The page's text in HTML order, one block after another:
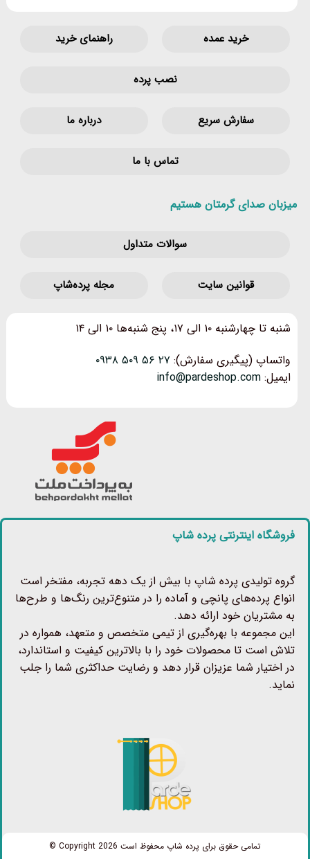
خرید عمده راهنمای خرید
نصب پرده
سفارش سریع درباره ما
تماس با ما
میزبان صدای گرمتان هستیم
سوالات متداول
قوانین‌ سایت مجله پرده‌شاپ
شنبه تا چهارشنبه ۱۰ الی ۱۷، پنج شنبه‌ها ۱۰ الی ۱۴
واتساپ (پیگیری سفارش): ۲۷ ۵۶ ۵۰۹ ۰۹۳۸
ایمیل: info@pardeshop.com
فروشگاه اینترنتی پرده شاپ
گروه تولیدی پرده شاپ با بیش از یک دهه تجربه، مفتخر است
انواع پرده‌های پانچی و آماده را در متنوع‌ترین رنگ‌ها و طرح‌ها
به مشتریان خود ارائه دهد.
این مجموعه با بهره‌گیری از تیمی متخصص و متعهد، همواره در
تلاش است تا محصولات خود را با بالاترین کیفیت و استاندارد،
در اختیار شما عزیزان قرار دهد و رضایت حداکثری شما را جلب
نماید.
تمامی حقوق برای پرده شاپ محفوظ است Copyright 2026 ©